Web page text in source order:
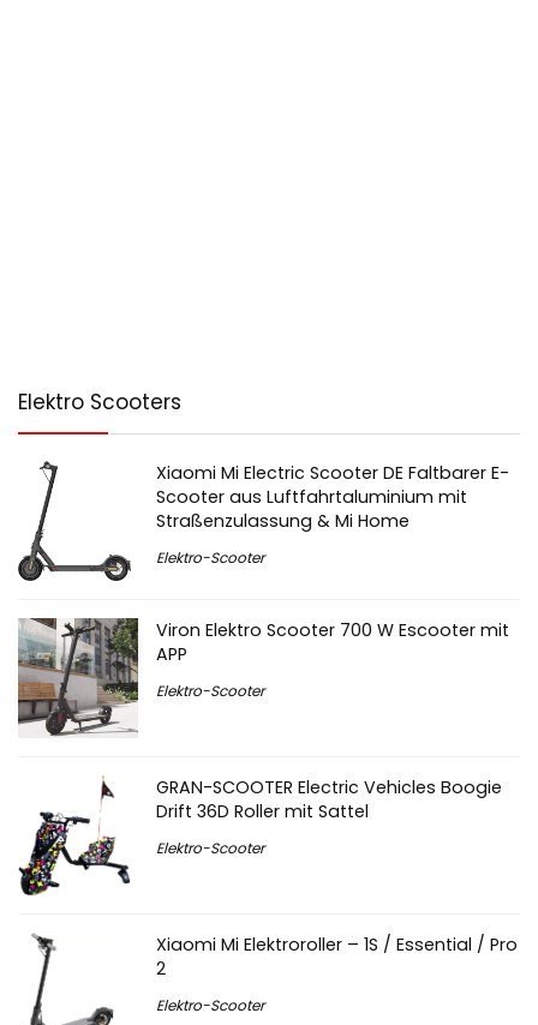
Elektro Scooters
Xiaomi Mi Electric Scooter DE Faltbarer E-
Scooter aus Luftfahrtaluminium mit
Straßenzulassung & Mi Home
Elektro-Scooter
Viron Elektro Scooter 700 W Escooter mit
APP
Elektro-Scooter
GRAN-SCOOTER Electric Vehicles Boogie
Drift 36D Roller mit Sattel
Elektro-Scooter
Xiaomi Mi Elektroroller – 1S / Essential / Pro
2
Elektro-Scooter